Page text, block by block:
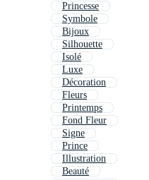
Princesse
Symbole
Bijoux
Silhouette
Isolé
Luxe
Décoration
Fleurs
Printemps
Fond Fleur
Signe
Prince
Illustration
Beauté